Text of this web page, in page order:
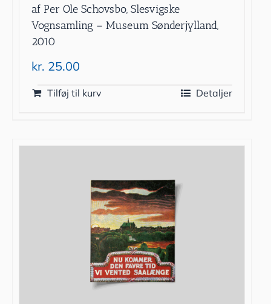
af Per Ole Schovsbo, Slesvigske
Vognsamling – Museum Sønderjylland,
2010
kr. 25.00
Tilføj til kurv Detaljer